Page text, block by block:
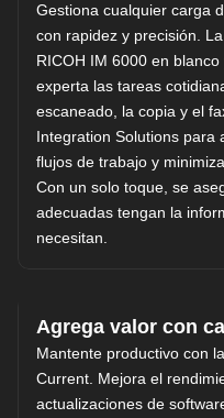
Gestiona cualquier carga
con rapidez y precisión.
RICOH IM 6000 en
experta las tareas
escaneado, la copia y el
Integration Solutions para
flujos de trabajo y
Con un solo toque, se
adecuadas tengan la
necesitan.
Agrega valor con
Mantente productivo con
Current. Mejora el
actualizaciones de